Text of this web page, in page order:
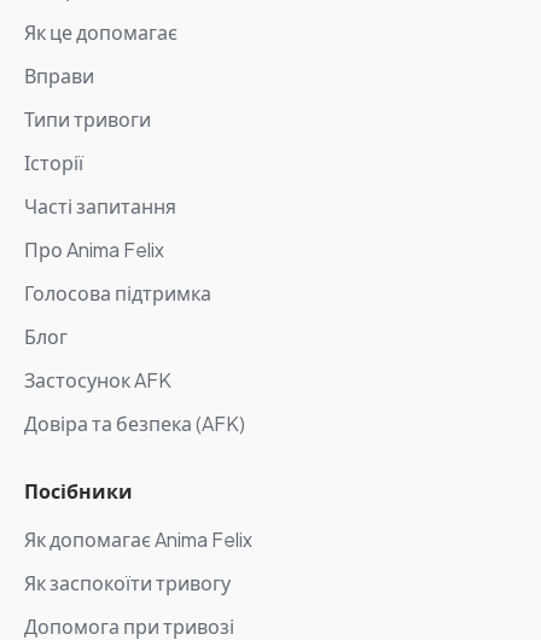
Як це допомагає
Вправи
Типи тривоги
Історії
Часті запитання
Про Anima Felix
Голосова підтримка
Блог
Застосунок AFK
Довіра та безпека (AFK)
Посібники
Як допомагає Anima Felix
Як заспокоїти тривогу
Допомога при тривозі